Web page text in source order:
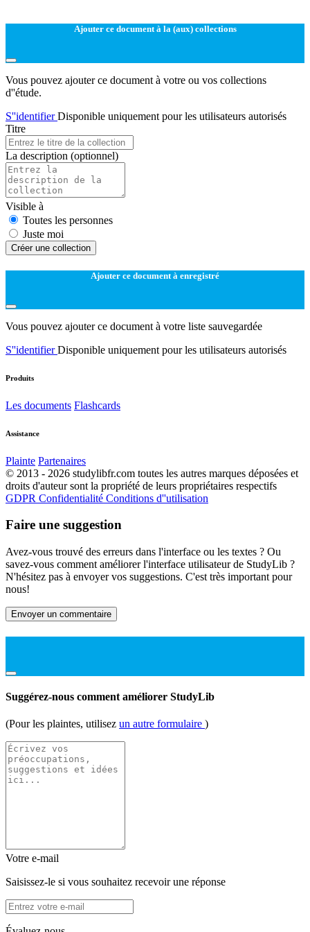
Ajouter ce document à la (aux) collections
Vous pouvez ajouter ce document à votre ou vos collections
d''étude.
S''identifierDisponible uniquement pour les utilisateurs autorisés
Titre
La description (optionnel)
Visible à
Toutes les personnes
Juste moi
Créer une collection
Ajouter ce document à enregistré
Vous pouvez ajouter ce document à votre liste sauvegardée
S''identifierDisponible uniquement pour les utilisateurs autorisés
Produits
Les documents Flashcards
Assistance
Plainte Partenaires
© 2013 - 2026 studylibfr.com toutes les autres marques déposées et
droits d'auteur sont la propriété de leurs propriétaires respectifs
GDPR Confidentialité Conditions d''utilisation
Faire une suggestion
Avez-vous trouvé des erreurs dans l'interface ou les textes ? Ou
savez-vous comment améliorer l'interface utilisateur de StudyLib ?
N'hésitez pas à envoyer vos suggestions. C'est très important pour
nous!
Envoyer un commentaire
Suggérez-nous comment améliorer StudyLib
(Pour les plaintes, utilisez un autre formulaire )
Votre e-mail
Saisissez-le si vous souhaitez recevoir une réponse